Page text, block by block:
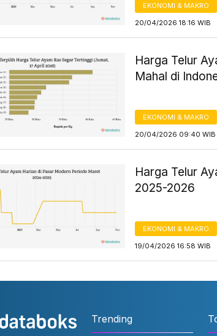
EKONOMI & MAKRO
20/04/2026 18:16 WIB
Harga Telur
Mahal di
EKONOMI & MAKRO
20/04/2026 09:40 WIB
Harga Telur
2025-2026
EKONOMI & MAKRO
19/04/2026 16:58 WIB
Trending